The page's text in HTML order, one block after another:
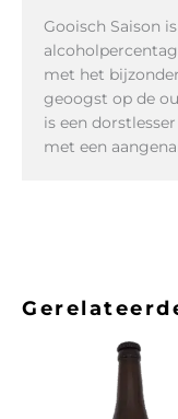
Gooisch Saison
met het
geoogst op de
is een
met een